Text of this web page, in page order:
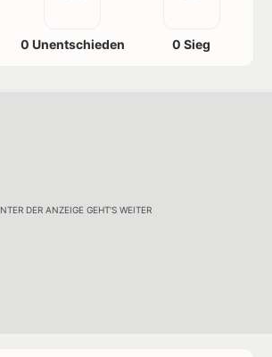
0 Unentschieden 0 Sieg
DER ANZEIGE GEHT'S WEITER